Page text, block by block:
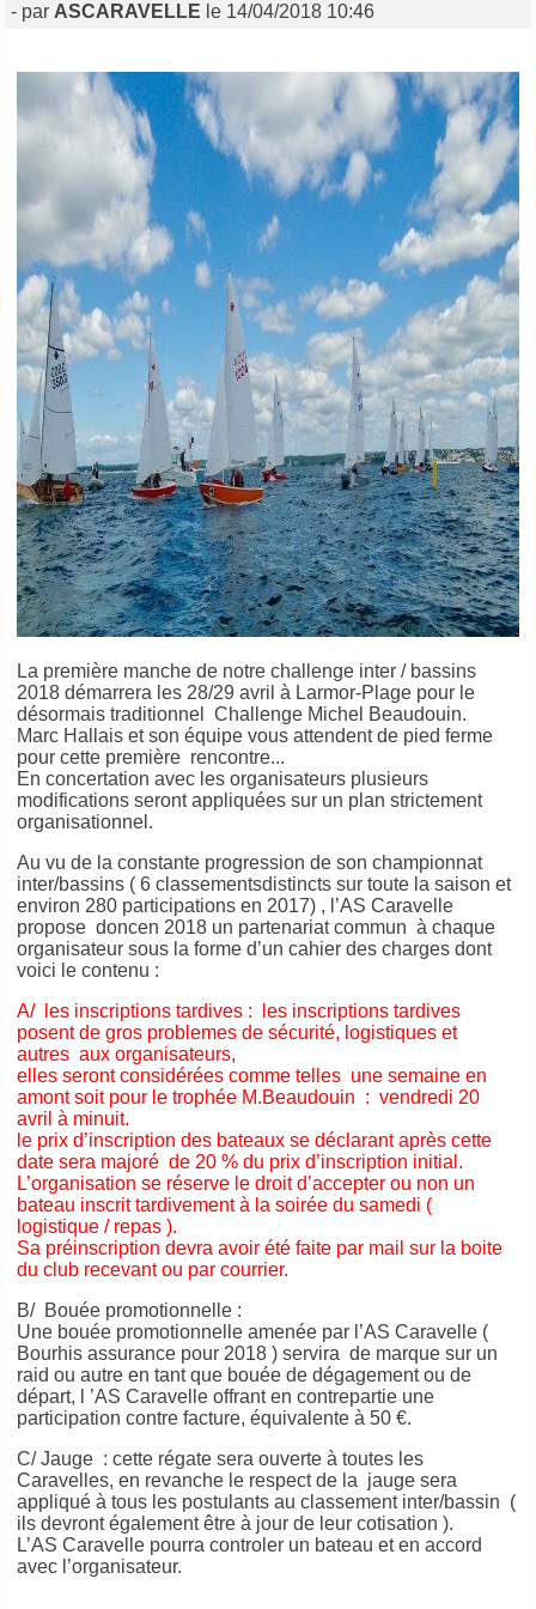
- par ASCARAVELLE le 14/04/2018 10:46
La première manche de notre challenge inter / bassins
2018 démarrera les 28/29 avril à Larmor-Plage pour le
désormais traditionnel Challenge Michel Beaudouin.
Marc Hallais et son équipe vous attendent de pied ferme
pour cette première rencontre...
En concertation avec les organisateurs plusieurs
modifications seront appliquées sur un plan strictement
organisationnel.
Au vu de la constante progression de son championnat
inter/bassins ( 6 classementsdistincts sur toute la saison et
environ 280 participations en 2017) , l’AS Caravelle
propose doncen 2018 un partenariat commun à chaque
organisateur sous la forme d’un cahier des charges dont
voici le contenu :
A/ les inscriptions tardives : les inscriptions tardives
posent de gros problemes de sécurité, logistiques et
autres aux organisateurs,
elles seront considérées comme telles une semaine en
amont soit pour le trophée M.Beaudouin : vendredi 20
avril à minuit.
le prix d’inscription des bateaux se déclarant après cette
date sera majoré de 20 % du prix d’inscription initial.
L’organisation se réserve le droit d’accepter ou non un
bateau inscrit tardivement à la soirée du samedi (
logistique / repas ).
Sa préinscription devra avoir été faite par mail sur la boite
du club recevant ou par courrier.
B/ Bouée promotionnelle :
Une bouée promotionnelle amenée par l’AS Caravelle (
Bourhis assurance pour 2018 ) servira de marque sur un
raid ou autre en tant que bouée de dégagement ou de
départ, l ’AS Caravelle offrant en contrepartie une
participation contre facture, équivalente à 50 €.
C/ Jauge : cette régate sera ouverte à toutes les
Caravelles, en revanche le respect de la jauge sera
appliqué à tous les postulants au classement inter/bassin (
ils devront également être à jour de leur cotisation ).
L’AS Caravelle pourra controler un bateau et en accord
avec l’organisateur.